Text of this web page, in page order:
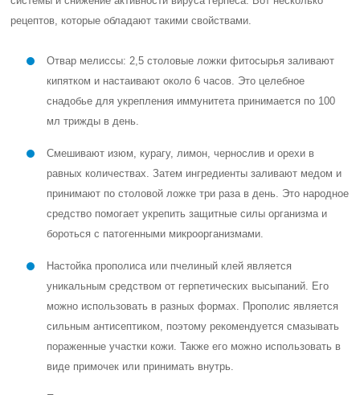
рецептов, которые обладают такими свойствами.
Отвар мелиссы: 2,5 столовые ложки фитосырья заливают
кипятком и настаивают около 6 часов. Это целебное
снадобье для укрепления иммунитета принимается по 100
мл трижды в день.
Смешивают изюм, курагу, лимон, чернослив и орехи в
равных количествах. Затем ингредиенты заливают медом и
принимают по столовой ложке три раза в день. Это народное
средство помогает укрепить защитные силы организма и
бороться с патогенными микроорганизмами.
Настойка прополиса или пчелиный клей является
уникальным средством от герпетических высыпаний. Его
можно использовать в разных формах. Прополис является
сильным антисептиком, поэтому рекомендуется смазывать
пораженные участки кожи. Также его можно использовать в
виде примочек или принимать внутрь.